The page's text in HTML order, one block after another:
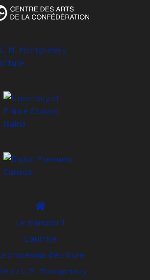
Le manuscrit
L’autrice
processus d’écriture
de L.M. Montgomery